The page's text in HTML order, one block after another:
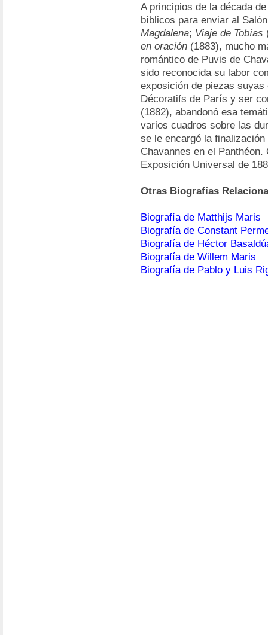
A principios de la década
bíblicos para enviar al
Magdalena; Viaje de Tobías
en oración (1883), mucho
romántico de Puvis de
sido reconocida su labor
exposición de piezas
Décoratifs de París y ser
(1882), abandonó esa
varios cuadros sobre las
se le encargó la
Chavannes en el
Exposición Universal de
Otras Biografías
Biografía de Matthijs Maris
Biografía de Constant
Biografía de Héctor
Biografía de Willem Maris
Biografía de Pablo y Luis